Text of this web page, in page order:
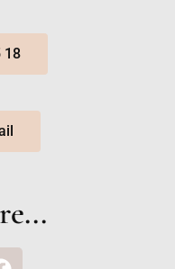
18